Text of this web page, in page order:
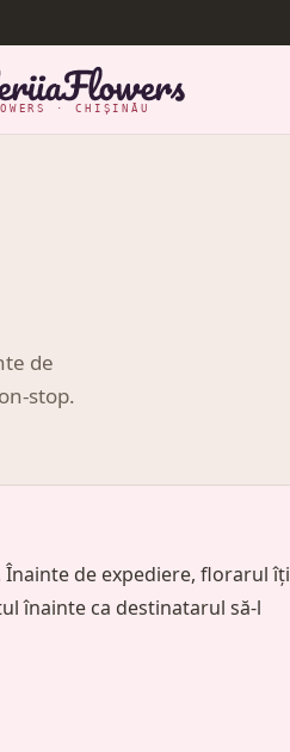
· CHIȘINĂU
de
stop.
Înainte de expediere, florarul îți
înainte ca destinatarul să-l